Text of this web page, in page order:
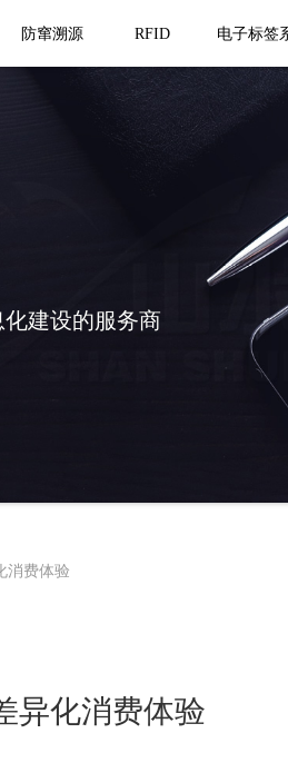
防窜溯源 RFID 电子标签
建设的服务商
消费体验
异化消费体验